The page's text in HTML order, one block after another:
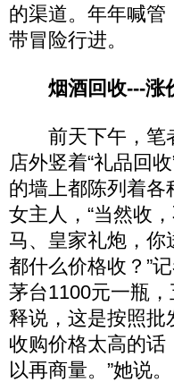
的渠道。年年喊
带冒险行进。
烟酒回收---涨
前天下午，笔者
店外竖着“礼品回
的墙上都陈列着各
女主人，“当然收
马、皇家礼炮，你
都什么价格收？”
茅台1100元一瓶
释说，这是按照批
收购价格太高的话
以再商量。”她说。